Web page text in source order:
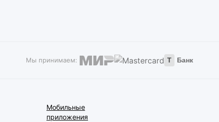
Мы принимаем: Т Банк
Мобильные
приложения